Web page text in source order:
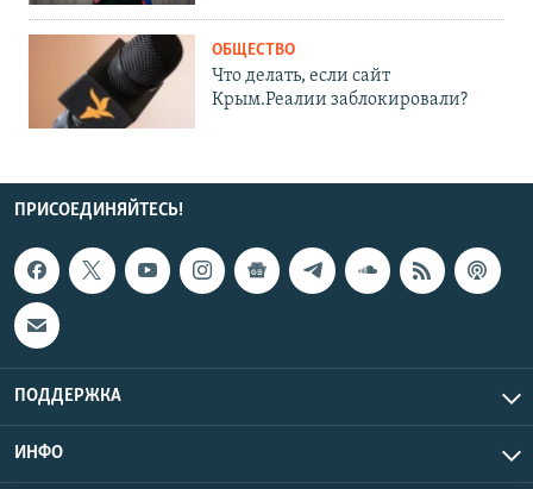
ОБЩЕСТВО
Что делать, если сайт
Крым.Реалии заблокировали?
ПРИСОЕДИНЯЙТЕСЬ!
ПОДДЕРЖКА
ИНФО